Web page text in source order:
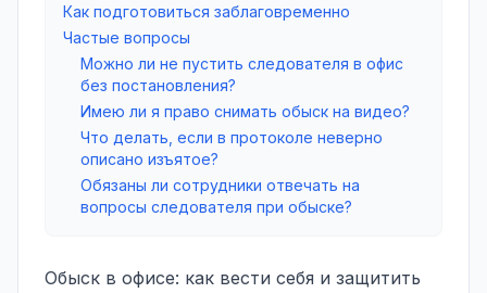
Как подготовиться заблаговременно
Частые вопросы
Можно ли не пустить следователя в офис
без постановления?
Имею ли я право снимать обыск на видео?
Что делать, если в протоколе неверно
описано изъятое?
Обязаны ли сотрудники отвечать на
вопросы следователя при обыске?
Обыск в офисе: как вести себя и защитить